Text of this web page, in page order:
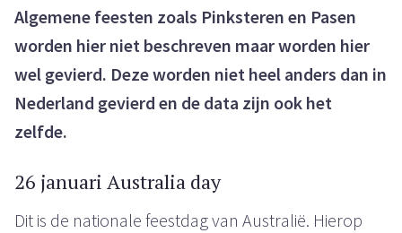
Algemene feesten zoals Pinksteren en Pasen
worden hier niet beschreven maar worden hier
wel gevierd. Deze worden niet heel anders dan in
Nederland gevierd en de data zijn ook het
zelfde.
26 januari Australia day
Dit is de nationale feestdag van Australië. Hierop